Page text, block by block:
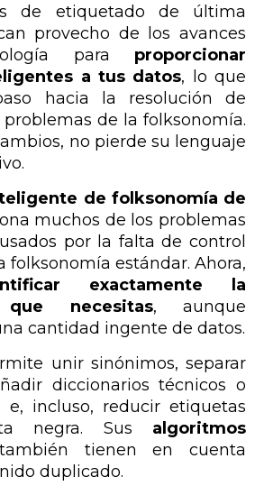
de etiquetado de última
provecho de los avances
para proporcionar
a tus datos, lo que
hacia la resolución de
de la folksonomía.
no pierde su lenguaje
de folksonomía de
muchos de los problemas
por la falta de control
folksonomía estándar. Ahora,
exactamente la
que necesitas, aunque
cantidad ingente de datos.
unir sinónimos, separar
diccionarios técnicos o
e, incluso, reducir etiquetas
negra. Sus algoritmos
tienen en cuenta
duplicado.